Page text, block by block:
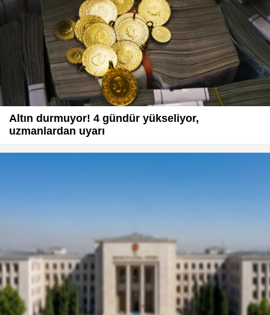
Altın durmuyor! 4 gündür yükseliyor,
uzmanlardan uyarı